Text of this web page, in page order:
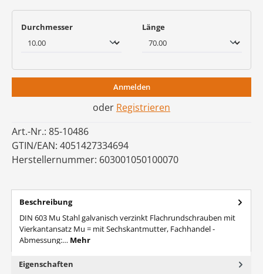
Durchmesserauswählen Längeauswählen
Anmelden
oder Registrieren
Art.-Nr.: 85-10486
GTIN/EAN: 4051427334694
Herstellernummer: 603001050100070
Beschreibung
DIN 603 Mu Stahl galvanisch verzinkt Flachrundschrauben mit
Vierkantansatz Mu = mit Sechskantmutter, Fachhandel -
Abmessung:… Mehr
Eigenschaften